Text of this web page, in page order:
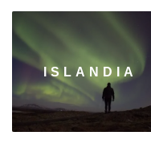
ISLANDIA